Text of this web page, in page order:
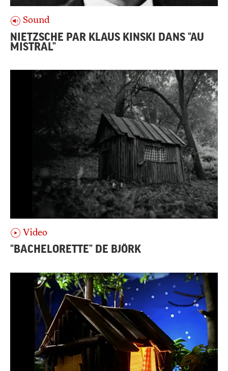
Sound
NIETZSCHE PAR KLAUS KINSKI DANS “AU
MISTRAL”
Video
“BACHELORETTE” DE BJÖRK